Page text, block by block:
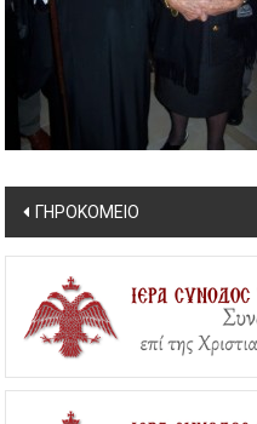
Post
navigation
ΓΗΡΟΚΟΜΕΙΟ